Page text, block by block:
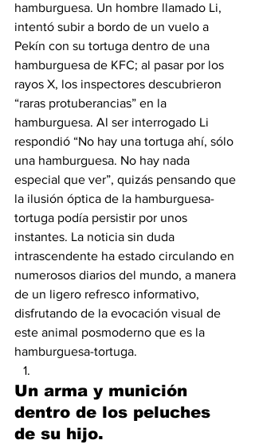
hamburguesa. Un hombre llamado Li,
intentó subir a bordo de un vuelo a
Pekín con su tortuga dentro de una
hamburguesa de KFC; al pasar por los
rayos X, los inspectores descubrieron
“raras protuberancias” en la
hamburguesa. Al ser interrogado Li
respondió “No hay una tortuga ahí, sólo
una hamburguesa. No hay nada
especial que ver”, quizás pensando que
la ilusión óptica de la hamburguesa-
tortuga podía persistir por unos
instantes. La noticia sin duda
intrascendente ha estado circulando en
numerosos diarios del mundo, a manera
de un ligero refresco informativo,
disfrutando de la evocación visual de
este animal posmoderno que es la
hamburguesa-tortuga.
Un arma y munición
dentro de los peluches
de su hijo.